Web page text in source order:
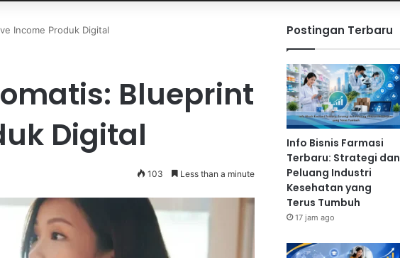
Income Produk Digital
Blueprint
Digital
103 Less than a minute
Postingan Terbaru
Info Bisnis Farmasi
Terbaru: Strategi dan
Peluang Industri
Kesehatan yang
Terus Tumbuh
17 jam ago